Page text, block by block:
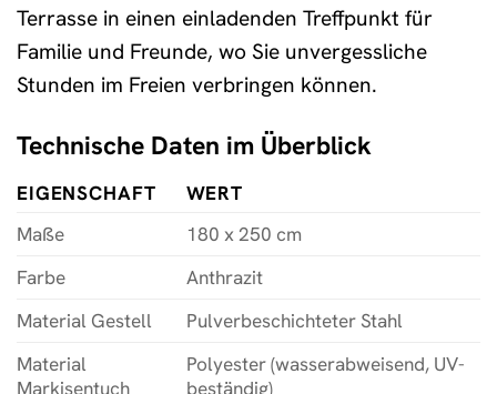
Terrasse in einen einladenden Treffpunkt für
Familie und Freunde, wo Sie unvergessliche
Stunden im Freien verbringen können.
Technische Daten im Überblick
EIGENSCHAFT
WERT
Maße
180 x 250 cm
Farbe
Anthrazit
Material Gestell
Pulverbeschichteter Stahl
Material
Markisentuch
Polyester (wasserabweisend, UV-
beständig)